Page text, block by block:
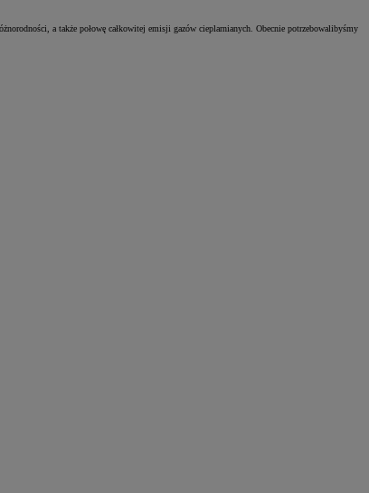
a także połowę całkowitej emisji gazów cieplarnianych. Obecnie potrzebowalibyśmy